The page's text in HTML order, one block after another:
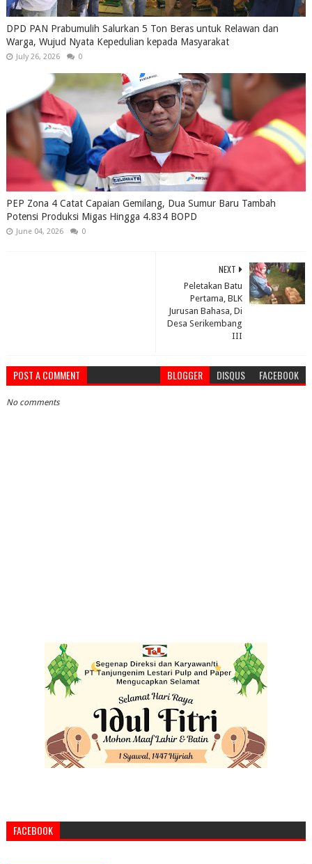
DPD PAN Prabumulih Salurkan 5 Ton Beras untuk Relawan dan
Warga, Wujud Nyata Kepedulian kepada Masyarakat
July 26, 2026 0
PEP Zona 4 Catat Capaian Gemilang, Dua Sumur Baru Tambah
Potensi Produksi Migas Hingga 4.834 BOPD
June 04, 2026 0
NEXT
Peletakan Batu
Pertama, BLK
Jurusan Bahasa, Di
Desa Serikembang
III
POST A COMMENT BLOGGER DISQUS FACEBOOK
No comments
FACEBOOK